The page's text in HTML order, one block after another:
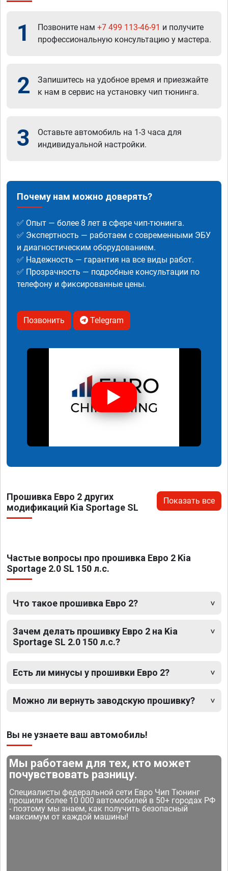
1 Позвоните нам +7 499 113-46-91 и получите
профессиональную консультацию у мастера.
2
Запишитесь на удобное время и приезжайте
к нам в сервис на установку чип тюнинга.
3
Оставьте автомобиль на 1-3 часа для
индивидуальной настройки.
Почему нам можно доверять?
✅ Опыт — более 8 лет в сфере чип-тюнинга.
✅ Экспертность — работаем с современными ЭБУ
и диагностическим оборудованием.
✅ Надежность — гарантия на все виды работ.
✅ Прозрачность — подробные консультации по
телефону и фиксированные цены.
Позвонить Telegram
Прошивка Евро 2 других
модификаций Kia Sportage SL
Показать все
Частые вопросы про прошивка Евро 2 Kia
Sportage 2.0 SL 150 л.с.
Что такое прошивка Евро 2?
Зачем делать прошивку Евро 2 на Kia
Sportage SL 2.0 150 л.с.?
Есть ли минусы у прошивки Евро 2?
Можно ли вернуть заводскую прошивку?
Вы не узнаете ваш автомобиль!
Мы работаем для тех, кто может
почувствовать разницу.
Специалисты федеральной сети Евро Чип Тюнинг
прошили более 10 000 автомобилей в 50+ городах РФ
- поэтому мы знаем, как получить безопасный
максимум от каждой машины!